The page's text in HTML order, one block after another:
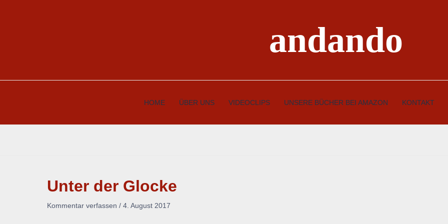
andando
HOME ÜBER UNS VIDEOCLIPS UNSERE BÜCHER BEI AMAZON KONTAKT
Unter der Glocke
Kommentar verfassen / 4. August 2017